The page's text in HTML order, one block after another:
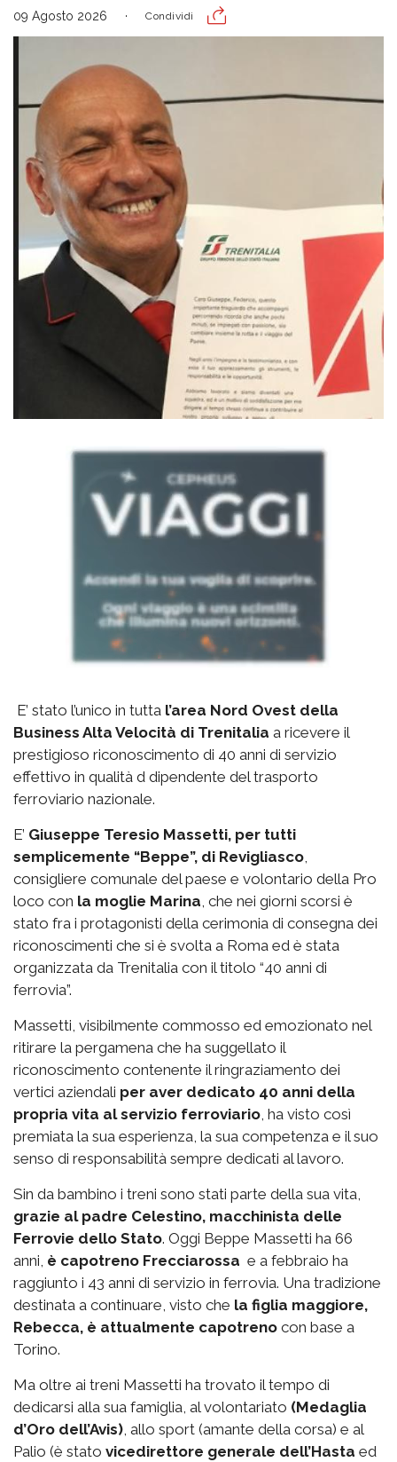
09 Agosto 2026 Condividi
E’ stato l’unico in tutta l’area Nord Ovest della
Business Alta Velocità di Trenitalia a ricevere il
prestigioso riconoscimento di 40 anni di servizio
effettivo in qualità d dipendente del trasporto
ferroviario nazionale.
E’ Giuseppe Teresio Massetti, per tutti
semplicemente “Beppe”, di Revigliasco,
consigliere comunale del paese e volontario della Pro
loco con la moglie Marina, che nei giorni scorsi è
stato fra i protagonisti della cerimonia di consegna dei
riconoscimenti che si è svolta a Roma ed è stata
organizzata da Trenitalia con il titolo “40 anni di
ferrovia”.
Massetti, visibilmente commosso ed emozionato nel
ritirare la pergamena che ha suggellato il
riconoscimento contenente il ringraziamento dei
vertici aziendali per aver dedicato 40 anni della
propria vita al servizio ferroviario, ha visto così
premiata la sua esperienza, la sua competenza e il suo
senso di responsabilità sempre dedicati al lavoro.
Sin da bambino i treni sono stati parte della sua vita,
grazie al padre Celestino, macchinista delle
Ferrovie dello Stato. Oggi Beppe Massetti ha 66
anni, è capotreno Frecciarossa e a febbraio ha
raggiunto i 43 anni di servizio in ferrovia. Una tradizione
destinata a continuare, visto che la figlia maggiore,
Rebecca, è attualmente capotreno con base a
Torino.
Ma oltre ai treni Massetti ha trovato il tempo di
dedicarsi alla sua famiglia, al volontariato (Medaglia
d’Oro dell’Avis), allo sport (amante della corsa) e al
Palio (è stato vicedirettore generale dell’Hasta ed